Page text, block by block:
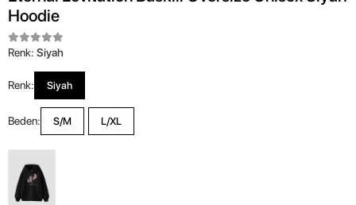
Hoodie
Renk: Siyah
Renk: Siyah
Beden: S/M L/XL